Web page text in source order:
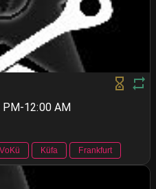
PM-12:00 AM
VoKü Küfa Frankfurt